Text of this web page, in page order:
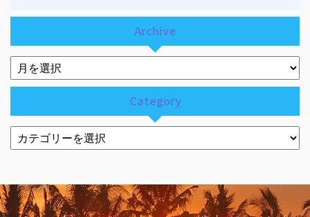
Archive
Category